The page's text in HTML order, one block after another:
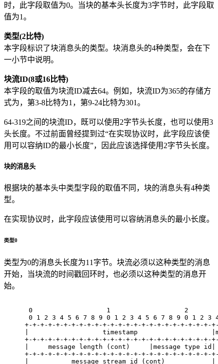
时，此字段取值为0。当块的基本头长度为3字节时，此字段取
值为1。
类型(2比特)
本字段标识了块消息头的类型。块消息头的4种类型，会在下
一小节中说明。
块流ID(8或16比特)
本字段的取值为块流ID减去64。例如，块流ID为365的存储方
式为，第3-8比特为1，第9-24比特为301。
64-319之间的块流ID，既可以使用2字节头长度，也可以使用3
头长度。不过前面曾经提到过“在实现协议时，此字段应该使
用可以容纳ID的最小长度”，因此应该选择使用2字节头长度。
块的消息头
根据块的基本头中类型字段的取值不同，块的消息头有4种类
型。
在实现协议时，此字段应该使用可以容纳消息头的最小长度。
类型0
类型为0的消息头长度为11字节。块流必须以这种类型的消息
开始，当块流的时间戳回环时，也必须以这种类型的消息开
始。
0                   1                   2
0 1 2 3 4 5 6 7 8 9 0 1 2 3 4 5 6 7 8 9 0 1 2 3
+-+-+-+-+-+-+-+-+-+-+-+-+-+-+-+-+-+-+-+-+-+-+-+-
|                   timestamp
+-+-+-+-+-+-+-+-+-+-+-+-+-+-+-+-+-+-+-+-+-+-+-+-
|     message length (cont)     |message type id|
+-+-+-+-+-+-+-+-+-+-+-+-+-+-+-+-+-+-+-+-+-+-+-+-
|           message stream id (cont)            |